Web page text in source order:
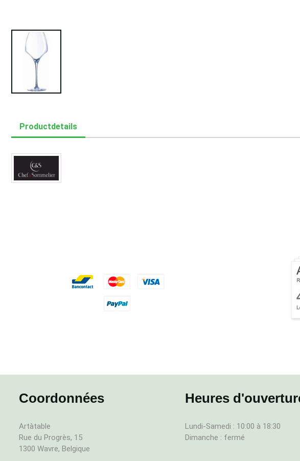
Productdetails
Coordonnées
Artàtable
Rue du Progrès, 15
1300 Wavre, Belgique
Heures
Lundi-Samedi : 10:00 à 18:30
Dimanche : fermé